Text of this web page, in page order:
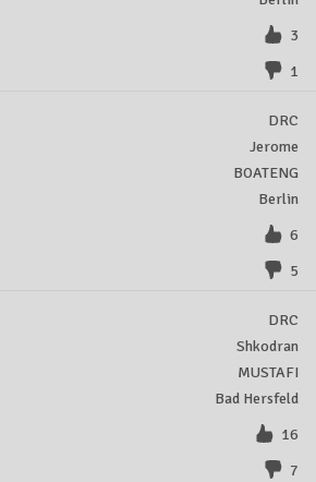
3
1
DRC
Jerome
BOATENG
Berlin
6
5
DRC
Shkodran
MUSTAFI
Bad Hersfeld
16
7